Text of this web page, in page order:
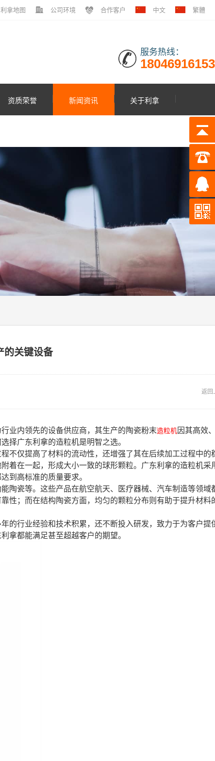
利拿地图 公司环境 合作客户 中文 繁體
服务热线：
18046916153
资质荣誉 新闻资讯 关于利拿
的关键设备
返回
业内领先的设备供应商，其生产的陶瓷粉末造粒机 因其高效
择广东利拿的造粒机是明智之选。
不仅提高了材料的流动性，还增强了其在后续加工过程中的
着在一起，形成大小一致的球形颗粒。广东利拿的造粒机采
到高标准的质量要求。
陶瓷等。这些产品在航空航天、医疗器械、汽车制造等领域
性；而在结构陶瓷方面，均匀的颗粒分布则有助于提升材料
的行业经验和技术积累，还不断投入研发，致力于为客户提
拿都能满足甚至超越客户的期望。